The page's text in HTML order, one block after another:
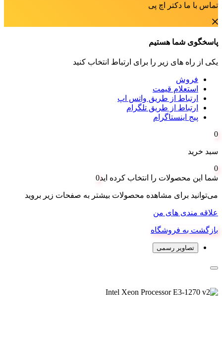
تماس با ما دکتر اچ پی
پاسخگوی شما هستیم
یکی از راه های زیر را برای ارتباط انتخاب کنید
فروش
استعلام قیمت
ارتباط از طریق واتس اپ
ارتباط از طریق تلگرام
پیج اینستاگرام
0
سبد خرید
0
شما این محصولات را انتخاب کرده اید0
می‌توانید برای مشاهده محصولات بیشتر به صفحات زیر بروید
علاقه مندی های من
بازگشت به فروشگاه
تصاویر رسمی